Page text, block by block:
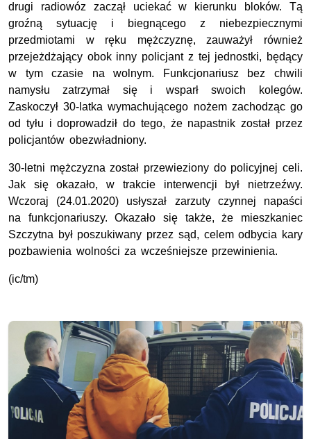
drugi radiowóz zaczął uciekać w kierunku bloków. Tą
groźną sytuację i biegnącego z niebezpiecznymi
przedmiotami w ręku mężczyznę, zauważył również
przejeżdżający obok inny policjant z tej jednostki, będący
w tym czasie na wolnym. Funkcjonariusz bez chwili
namysłu zatrzymał się i wsparł swoich kolegów.
Zaskoczył 30-latka wymachującego nożem zachodząc go
od tyłu i doprowadził do tego, że napastnik został przez
policjantów obezwładniony.
30-letni mężczyzna został przewieziony do policyjnej celi.
Jak się okazało, w trakcie interwencji był nietrzeźwy.
Wczoraj (24.01.2020) usłyszał zarzuty czynnej napaści
na funkcjonariuszy. Okazało się także, że mieszkaniec
Szczytna był poszukiwany przez sąd, celem odbycia kary
pozbawienia wolności za wcześniejsze przewinienia.
(ic/tm)